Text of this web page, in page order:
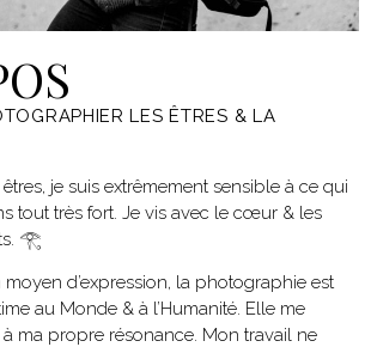
LES ÊTRES & LA
je suis extrêmement sensible à ce qui
tout très fort. Je vis avec le cœur & les
𓂀
d’expression, la photographie est
au Monde & à l’Humanité. Elle me
à ma propre résonance. Mon travail ne